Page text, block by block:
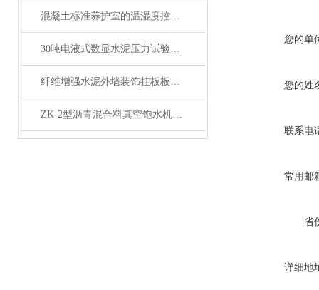
混凝土标准养护室的温湿度控制技术详解
30吨电液式数显水泥压力试验机产品展示
纤维增强水泥外墙装饰挂板板耐冲击性试验仪简介
ZK-2型沥青混合料真空饱水机产品展示
您的单
您的姓
联系电
常用邮
省
详细地